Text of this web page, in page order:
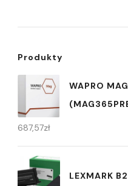
Produkty
WAPRO
687,57zł
LEXMARK